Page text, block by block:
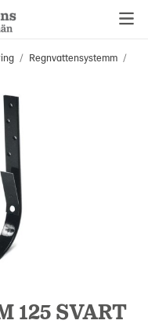
/ Regnvattensystemm /
125 SVART